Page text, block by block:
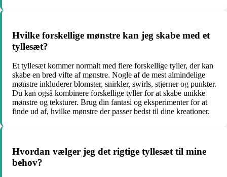
Hvilke forskellige mønstre kan jeg skabe med et
tyllesæt?
Et tyllesæt kommer normalt med flere forskellige tyller, der kan
skabe en bred vifte af mønstre. Nogle af de mest almindelige
mønstre inkluderer blomster, snirkler, swirls, stjerner og punkter.
Du kan også kombinere forskellige tyller for at skabe unikke
mønstre og teksturer. Brug din fantasi og eksperimenter for at
finde ud af, hvilke mønstre der passer bedst til dine kreationer.
Hvordan vælger jeg det rigtige tyllesæt til mine
behov?